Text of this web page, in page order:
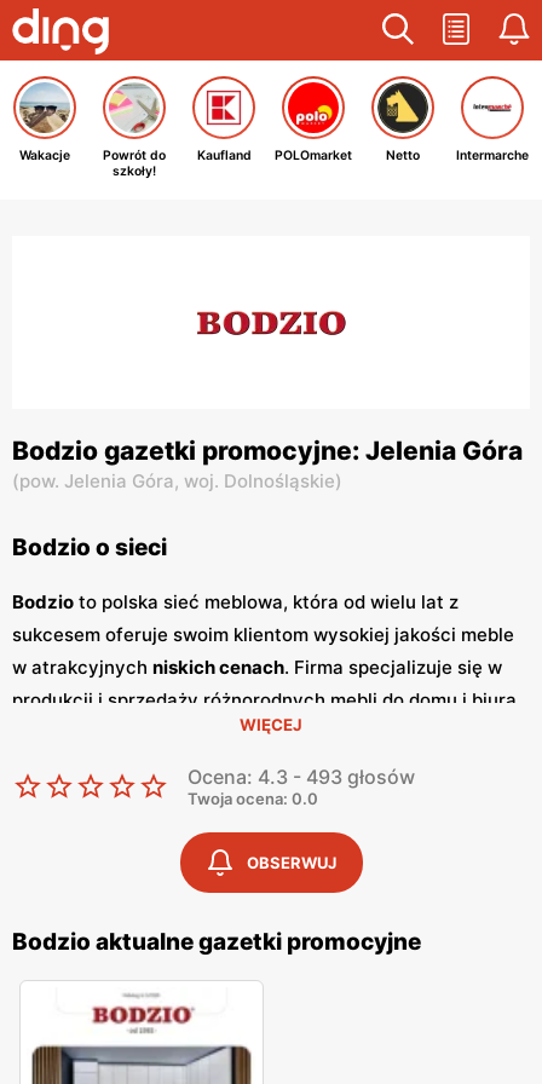
Wakacje
Powrót do
szkoły!
Kaufland POLOmarket Netto Intermarche
Bodzio gazetki promocyjne: Jelenia Góra
(pow. Jelenia Góra, woj. Dolnośląskie)
Bodzio o sieci
Bodzio to polska sieć meblowa, która od wielu lat z
sukcesem oferuje swoim klientom wysokiej jakości meble
w atrakcyjnych niskich cenach. Firma specjalizuje się w
produkcji i sprzedaży różnorodnych mebli do domu i biura,
które cechują się nowoczesnym designem i
funkcjonalnością. Klienci cenią sobie szeroki wybór,
trwałość produktów oraz częstepromocje
pozwalają na zakup mebli w korzystnych cenach. Jednym
z kluczowych elementów marketingowych sieci
regularnie wydawanegazetki promocyjne
publikowane co kilka tygodni, prezentują najnowsze oferty
specjalne, nowości produktowe oraz sezonowe
wyprzedaże. Dostępne są zarówno w formie papierowej w
sklepach, jak i online, co umożliwia klientom łatwe
śledzeniepromocjii planowanie zakupów.
WIĘCEJ
Ocena: 4.3 - 493 głosów
Twoja ocena: 0.0
OBSERWUJ
Bodzio aktualne gazetki promocyjne